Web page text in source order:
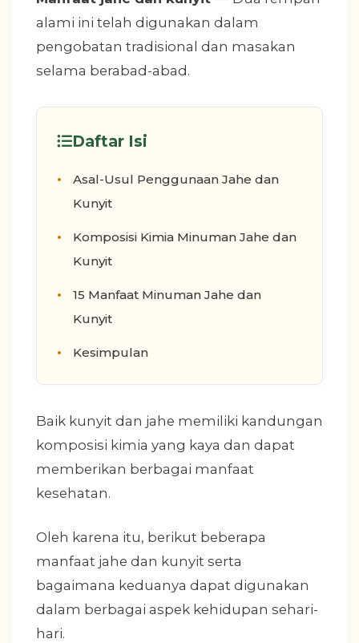
alami ini telah digunakan dalam
pengobatan tradisional dan masakan
selama berabad-abad.
Daftar Isi
Asal-Usul Penggunaan Jahe dan
Kunyit
Komposisi Kimia Minuman Jahe dan
Kunyit
15 Manfaat Minuman Jahe dan
Kunyit
Kesimpulan
Baik kunyit dan jahe memiliki kandungan
komposisi kimia yang kaya dan dapat
memberikan berbagai manfaat
kesehatan.
Oleh karena itu, berikut beberapa
manfaat jahe dan kunyit serta
bagaimana keduanya dapat digunakan
dalam berbagai aspek kehidupan sehari-
hari.